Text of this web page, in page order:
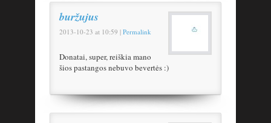
buržujus
2013-10-23 at 10:59 | Permalink
Donatai, super, reiškia mano
šios pastangos nebuvo bevertės :)